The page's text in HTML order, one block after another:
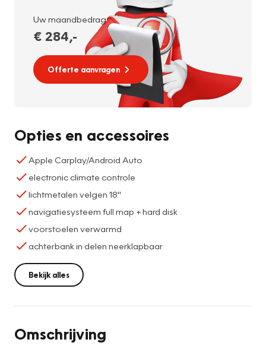
Uw maandbedrag:
€ 284,-
Offerte aanvragen
Opties en accessoires
Apple Carplay/Android Auto
electronic climate controle
lichtmetalen velgen 18"
navigatiesysteem full map + hard disk
voorstoelen verwarmd
achterbank in delen neerklapbaar
Bekijk alles
Omschrijving